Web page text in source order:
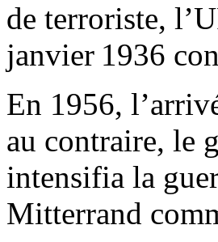
de terroriste,
janvier 1936
En 1956,
au contraire, le
intensifia la
Mitterrand